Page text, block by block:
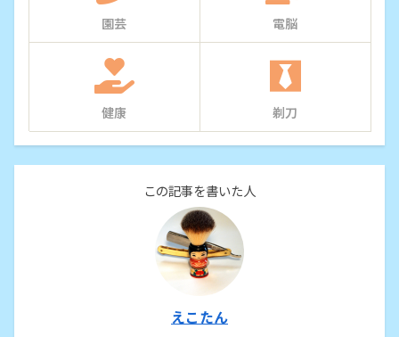
園芸 電脳
健康 剃刀
この記事を書いた人
えこたん